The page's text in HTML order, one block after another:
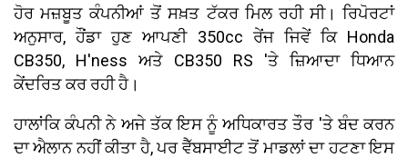
ਹੋਰ ਮਜ਼ਬੂਤ ਕੰਪਨੀਆਂ ਤੋਂ ਸਖ਼ਤ ਟੱਕਰ ਮਿਲ ਰਹੀ ਸੀ। ਰਿਪੋਰਟਾਂ
ਅਨੁਸਾਰ, ਹੌਂਡਾ ਹੁਣ ਆਪਣੀ 350cc ਰੇਂਜ ਜਿਵੇਂ ਕਿ Honda
CB350, H'ness ਅਤੇ CB350 RS 'ਤੇ ਜ਼ਿਆਦਾ ਧਿਆਨ
ਕੇਂਦਰਿਤ ਕਰ ਰਹੀ ਹੈ।
ਹਾਲਾਂਕਿ ਕੰਪਨੀ ਨੇ ਅਜੇ ਤੱਕ ਇਸ ਨੂੰ ਅਧਿਕਾਰਤ ਤੌਰ 'ਤੇ ਬੰਦ ਕਰਨ
ਦਾ ਐਲਾਨ ਨਹੀਂ ਕੀਤਾ ਹੈ, ਪਰ ਵੈੱਬਸਾਈਟ ਤੋਂ ਮਾਡਲਾਂ ਦਾ ਹਟਣਾ ਇਸ